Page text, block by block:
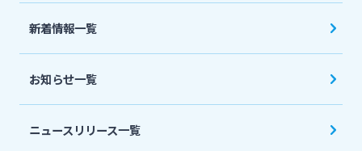
法人・個人事業主のお客さま
宮崎銀行について
新着情報一覧
お知らせ一覧
ニュースリリース一覧